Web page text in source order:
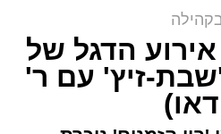
הדגל של
זיץ' עם ר'